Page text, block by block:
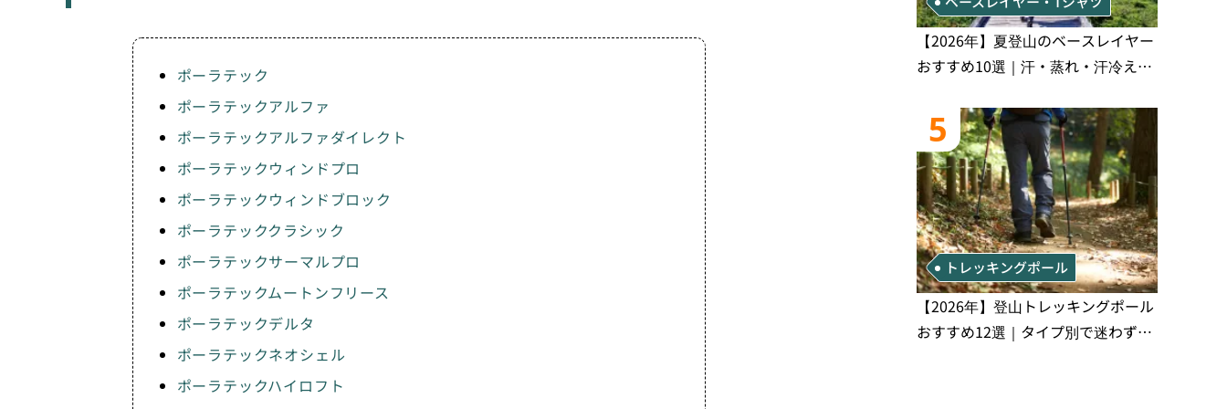
ポーラテック
ポーラテックアルファ
ポーラテックアルファダイレクト
ポーラテックウィンドプロ
ポーラテックウィンドブロック
ポーラテッククラシック
ポーラテックサーマルプロ
ポーラテックムートンフリース
ポーラテックデルタ
ポーラテックネオシェル
ポーラテックハイロフト
【2026年】夏登山のベースレイヤー
おすすめ10選｜汗・蒸れ・汗冷え対
5
トレッキングポール
【2026年】登山トレッキングポール
おすすめ12選｜タイプ別で迷わず選